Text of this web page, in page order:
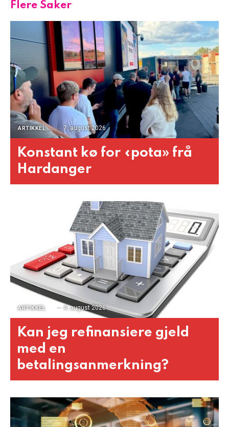
Flere Saker
ARTIKKEL 7. august 2026
Konstant kø for «pota» frå
Hardanger
ARTIKKEL 4. august 2026
Kan jeg refinansiere gjeld
med en
betalingsanmerkning?